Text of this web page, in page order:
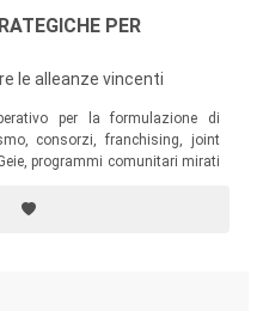
PER
le alleanze vincenti
per la formulazione di
consorzi, franchising, joint
programmi comunitari mirati